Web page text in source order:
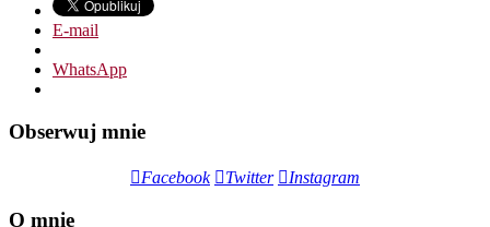
E-mail
WhatsApp
Obserwuj mnie
Facebook Twitter Instagram
O mnie